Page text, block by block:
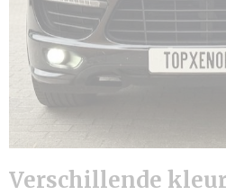
Verschillende